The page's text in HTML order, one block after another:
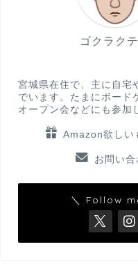
ゴクラク
宮城県在住で、主に自宅
でいます。たまにボード
オープン会などにも参加
Amazon欲しい
お問い合
＼ Follow